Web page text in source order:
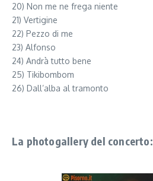
20) Non me ne frega niente
21) Vertigine
22) Pezzo di me
23) Alfonso
24) Andrà tutto bene
25) Tikibombom
26) Dall’alba al tramonto
La photogallery del concerto: